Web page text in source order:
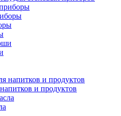
и продуктов